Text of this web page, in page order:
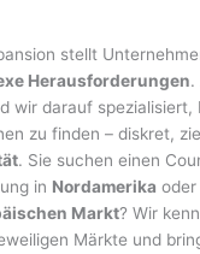
stellt
Herausforderungen.
wir darauf
zu finden – diskret,
. Sie suchen einen
in Nordamerika oder
Markt? Wir
Märkte und